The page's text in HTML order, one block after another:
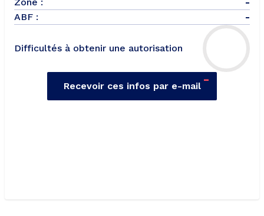
ABF :
-
Difficultés à obtenir une autorisation
-
Recevoir ces infos par e-mail